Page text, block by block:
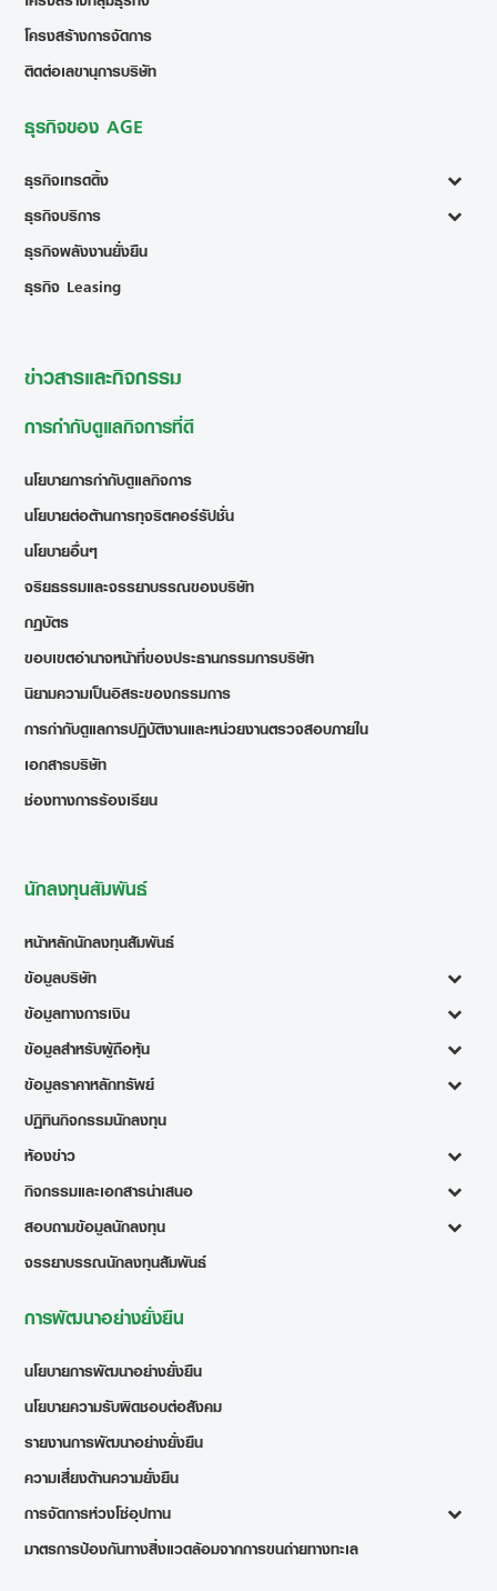
โครงสร้างการจัดการ
ติดต่อเลขานุการบริษัท
ธุรกิจของ AGE
ธุรกิจเทรดดิ้ง
ธุรกิจบริการ
ธุรกิจพลังงานยั่งยืน
ธุรกิจ Leasing
ข่าวสารและกิจกรรม
การกำกับดูแลกิจการที่ดี
นโยบายการกำกับดูแลกิจการ
นโยบายต่อต้านการทุจริตคอร์รัปชั่น
นโยบายอื่นๆ
จริยธรรมและจรรยาบรรณของบริษัท
กฎบัตร
ขอบเขตอำนาจหน้าที่ของประธานกรรมการบริษัท
นิยามความเป็นอิสระของกรรมการ
การกำกับดูแลการปฏิบัติงานและหน่วยงานตรวจสอบภายใน
เอกสารบริษัท
ช่องทางการร้องเรียน
นักลงทุนสัมพันธ์
หน้าหลักนักลงทุนสัมพันธ์
ข้อมูลบริษัท
ข้อมูลทางการเงิน
ข้อมูลสำหรับผู้ถือหุ้น
ข้อมูลราคาหลักทรัพย์
ปฏิทินกิจกรรมนักลงทุน
ห้องข่าว
กิจกรรมและเอกสารนำเสนอ
สอบถามข้อมูลนักลงทุน
จรรยาบรรณนักลงทุนสัมพันธ์
การพัฒนาอย่างยั่งยืน
นโยบายการพัฒนาอย่างยั่งยืน
นโยบายความรับผิดชอบต่อสังคม
รายงานการพัฒนาอย่างยั่งยืน
ความเสี่ยงด้านความยั่งยืน
การจัดการห่วงโซ่อุปทาน
มาตรการป้องกันทางสิ่งแวดล้อมจากการขนถ่ายทางทะเล